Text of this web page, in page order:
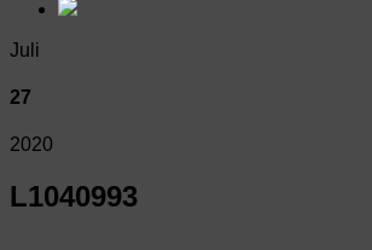
Juli
27
2020
L1040993